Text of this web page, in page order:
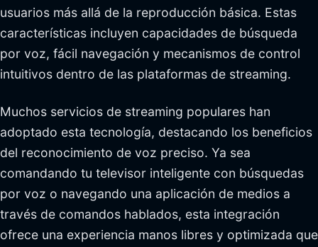
usuarios más allá de la reproducción básica. Estas
características incluyen capacidades de búsqueda
por voz, fácil navegación y mecanismos de control
intuitivos dentro de las plataformas de streaming.
Muchos servicios de streaming populares han
adoptado esta tecnología, destacando los beneficios
del reconocimiento de voz preciso. Ya sea
comandando tu televisor inteligente con búsquedas
por voz o navegando una aplicación de medios a
través de comandos hablados, esta integración
ofrece una experiencia manos libres y optimizada que